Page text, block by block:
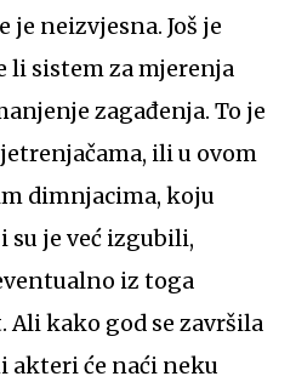
neizvjesna. Još je
li sistem za mjerenja
zagađenja. To je
ili u ovom
dimnjacima, koju
su je već izgubili,
iz toga
kako god se završila
akteri će naći neku